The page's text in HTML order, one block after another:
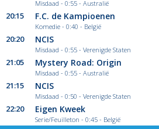
Misdaad - 0:55 - Australië
20:15 F.C. de Kampioenen
Komedie - 0:40 - België
20:20 NCIS
Misdaad - 0:55 - Verenigde Staten
21:05 Mystery Road: Origin
Misdaad - 0:55 - Australië
21:15 NCIS
Misdaad - 0:50 - Verenigde Staten
22:20 Eigen Kweek
Serie/Feuilleton - 0:45 - België